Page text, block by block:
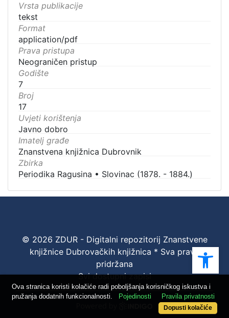
Vrsta publikacije
tekst
Format
application/pdf
Prava pristupa
Neograničen pristup
Godište
7
Broj
17
Uvjeti korištenja
Javno dobro
Imatelj građe
Znanstvena knjižnica Dubrovnik
Zbirka
Periodika Ragusina • Slovinac (1878. - 1884.)
© 2026 ZDUR - Digitalni repozitorij Znanstvene
knjižnice Dubrovačkih knjižnica * Sva prava
pridržana
Svi dostupni zapisi
Ova stranica koristi kolačiće radi poboljšanja korisničkog iskustva i
pružanja dodatnih funkcionalnosti.
Pojedinosti Pravila privatnosti
Dopusti kolačiće